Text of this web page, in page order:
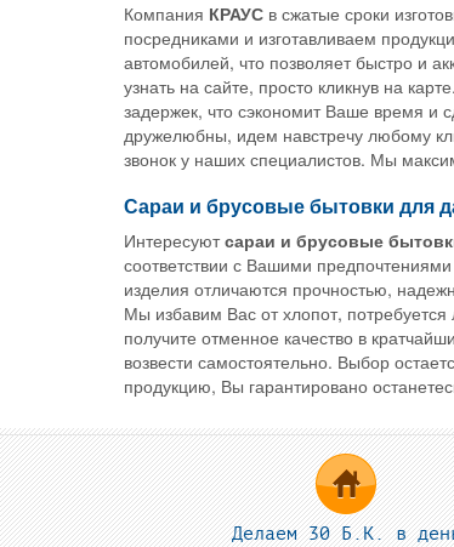
Компания КРАУС в сжатые сроки
посредниками и изготавливаем
автомобилей, что позволяет быстро и
узнать на сайте, просто кликнув на
задержек, что сэкономит Ваше время и
дружелюбны, идем навстречу любому
звонок у наших специалистов. Мы
Сараи и брусовые бытовки для
Интересуютсараи и брусовые
соответствии с Вашими
изделия отличаются прочностью,
Мы избавим Вас от хлопот,
получите отменное качество в
возвести самостоятельно. Выбор
продукцию, Вы гарантировано
Делаем 30 Б.К. в